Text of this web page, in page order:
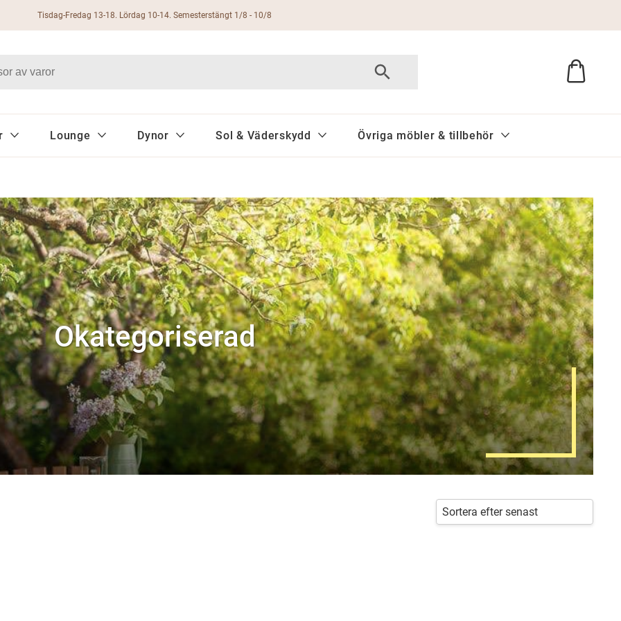
Tisdag-Fredag 13-18. Lördag 10-14. Semesterstängt 1/8 - 10/8
Lounge Dynor Sol & Väderskydd Övriga möbler & tillbehör
Okategoriserad